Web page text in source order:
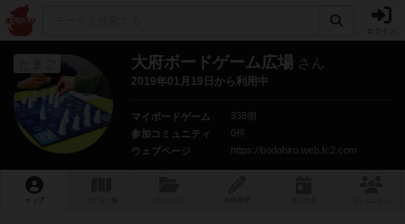
大府ボードゲーム広場 さん
2019年01月19日から利用中
マイボードゲーム
338個
参加コミュニティ
0件
ウェブページ
https://bodohiro.web.fc2.com
トップ